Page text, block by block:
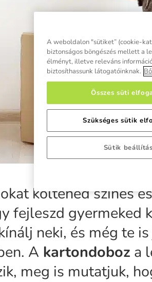
költened színes
fejleszd gyermeked
neki, és még te
A kartondoboz a
meg is mutatjuk,
A weboldalon "sütiket” (cookie-
biztonságos böngészés mellett a
élményt, illetve releváns
biztosíthassunk látogatóinknak.
Összes süti
Szükséges sütik
Sütik